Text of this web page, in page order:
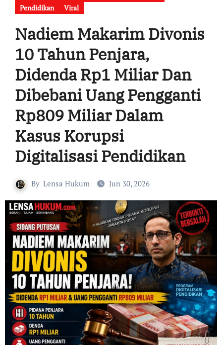
Pendidikan
Viral
Nadiem Makarim Divonis
10 Tahun Penjara,
Didenda Rp1 Miliar Dan
Dibebani Uang Pengganti
Rp809 Miliar Dalam
Kasus Korupsi
Digitalisasi Pendidikan
By Lensa Hukum Jun 30, 2026